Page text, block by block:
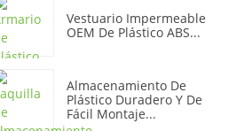
Vestuario Impermeable
OEM De Plástico ABS...
Almacenamiento De
Plástico Duradero Y De
Fácil Montaje...